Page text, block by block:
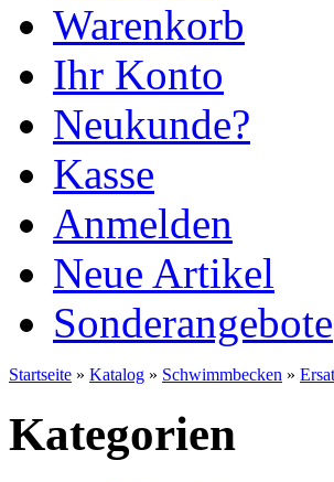
Warenkorb
Ihr Konto
Neukunde?
Kasse
Anmelden
Neue Artikel
Sonderangebote
Startseite » Katalog » Schwimmbecken »
Kategorien